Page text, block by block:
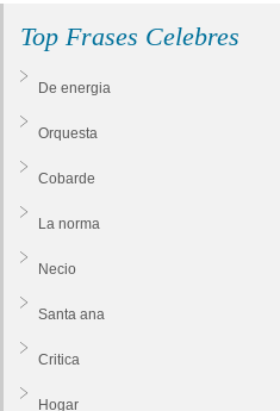
Top Frases Celebres
De energia
Orquesta
Cobarde
La norma
Necio
Santa ana
Critica
Hogar